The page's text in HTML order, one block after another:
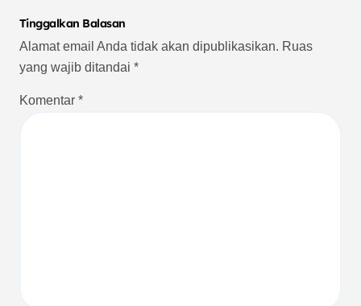
Tinggalkan Balasan
Alamat email Anda tidak akan dipublikasikan. Ruas
yang wajib ditandai *
Komentar *